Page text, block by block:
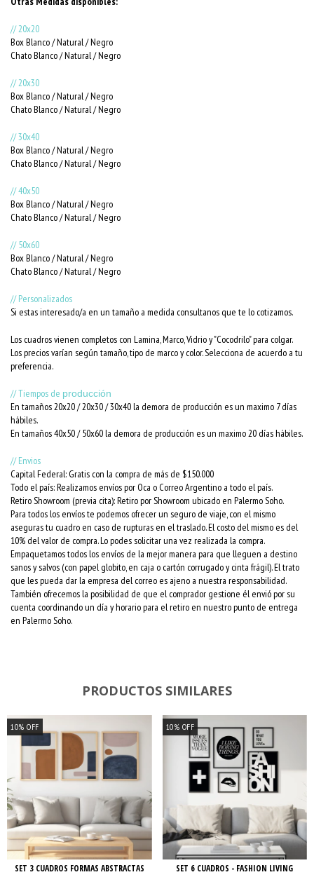
// 20x20
Box Blanco / Natural / Negro
Chato Blanco / Natural / Negro
// 20x30
Box Blanco / Natural / Negro
Chato Blanco / Natural / Negro
// 30x40
Box Blanco / Natural / Negro
Chato Blanco / Natural / Negro
// 40x50
Box Blanco / Natural / Negro
Chato Blanco / Natural / Negro
// 50x60
Box Blanco / Natural / Negro
Chato Blanco / Natural / Negro
// Personalizados
Si estas interesado/a en un tamaño a medida consultanos que te lo cotizamos.
Los cuadros vienen completos con Lamina, Marco, Vidrio y "Cocodrilo" para colgar.
Los precios varían según tamaño, tipo de marco y color. Selecciona de acuerdo a tu
preferencia.
// Tiempos de producción
En tamaños 20x20 / 20x30 / 30x40 la demora de producción es un maximo 7 días
hábiles.
En tamaños 40x50 / 50x60 la demora de producción es un maximo 20 días hábiles.
// Envios
Capital Federal: Gratis con la compra de más de $150.000
Todo el país: Realizamos envíos por Oca o Correo Argentino a todo el país.
Retiro Showroom (previa cita): Retiro por Showroom ubicado en Palermo Soho.
Para todos los envíos te podemos ofrecer un seguro de viaje, con el mismo
aseguras tu cuadro en caso de rupturas en el traslado. El costo del mismo es del
10% del valor de compra. Lo podes solicitar una vez realizada la compra.
Empaquetamos todos los envíos de la mejor manera para que lleguen a destino
sanos y salvos (con papel globito, en caja o cartón corrugado y cinta frágil). El trato
que les pueda dar la empresa del correo es ajeno a nuestra responsabilidad.
También ofrecemos la posibilidad de que el comprador gestione él envió por su
cuenta coordinando un día y horario para el retiro en nuestro punto de entrega
en Palermo Soho.
PRODUCTOS SIMILARES
10% OFF
SET 3 CUADROS FORMAS ABSTRACTAS
10% OFF
SET 6 CUADROS - FASHION LIVING